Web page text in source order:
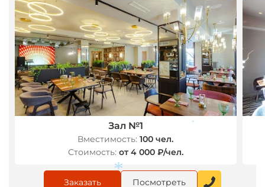
Зал №1
Вместимость: 100 чел.
Стоимость: от 4 000 ₽/чел.
Заказать Посмотреть